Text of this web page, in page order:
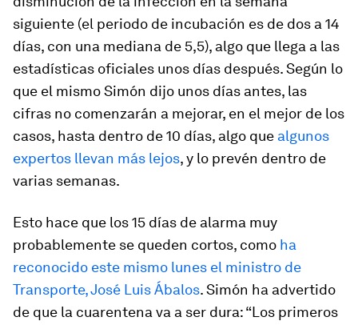
siguiente (el periodo de incubación es de dos a 14
días, con una mediana de 5,5), algo que llega a las
estadísticas oficiales unos días después. Según lo
que el mismo Simón dijo unos días antes, las
cifras no comenzarán a mejorar, en el mejor de los
casos, hasta dentro de 10 días, algo que algunos
expertos llevan más lejos, y lo prevén dentro de
varias semanas.
Esto hace que los 15 días de alarma muy
probablemente se queden cortos, como ha
reconocido este mismo lunes el ministro de
Transporte, José Luis Ábalos. Simón ha advertido
de que la cuarentena va a ser dura: “Los primeros